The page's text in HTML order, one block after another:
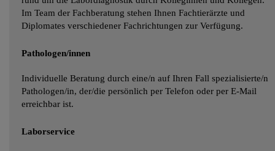
Im Team der Fachberatung stehen Ihnen Fachtierärzte und
Diplomates verschiedener Fachrichtungen zur Verfügung.
Pathologen/innen
Individuelle Beratung durch eine/n auf Ihren Fall spezialisierte/n
Pathologen/in, der/die persönlich per Telefon oder per E-Mail
erreichbar ist.
Laborservice